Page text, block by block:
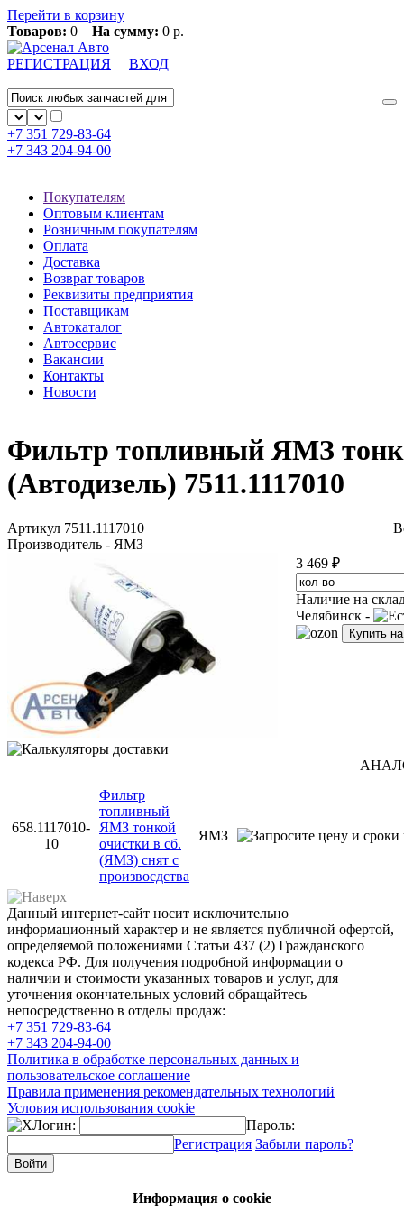
Перейти в корзину
Товаров: 0 На сумму: 0 р.
РЕГИСТРАЦИЯ ВХОД
+7 351 729-83-64
+7 343 204-94-00
Покупателям
Оптовым клиентам
Розничным покупателям
Оплата
Доставка
Возврат товаров
Реквизиты предприятия
Поставщикам
Автокаталог
Автосервис
Вакансии
Контакты
Новости
Фильтр топливный ЯМЗ
(Автодизель) 7511.1117010
Артикул 7511.1117010
Производитель - ЯМЗ
3 469 ₽
Наличие на
Челябинск -
Купить
658.1117010-
10
Фильтр
топливный
ЯМЗ тонкой
очистки в сб.
(ЯМЗ) снят с
произвосдства
ЯМЗ
Данный интернет-сайт носит исключительно
информационный характер и не является публичной офертой,
определяемой положениями Статьи 437 (2) Гражданского
кодекса РФ. Для получения подробной информации о
наличии и стоимости указанных товаров и услуг, для
уточнения окончательных условий обращайтесь
непосредственно в отделы продаж:
+7 351 729-83-64
+7 343 204-94-00
Политика в обработке персональных данных и
пользовательское соглашение
Правила применения рекомендательных технологий
Условия использования cookie
Логин:
Пароль:
Регистрация Забыли пароль?
Информация о cookie